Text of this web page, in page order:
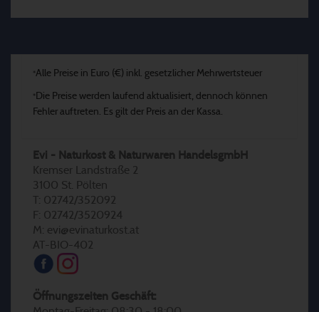
* Alle Preise in Euro (€) inkl. gesetzlicher Mehrwertsteuer
* Die Preise werden laufend aktualisiert, dennoch können
Fehler auftreten. Es gilt der Preis an der Kassa.
Evi - Naturkost & Naturwaren HandelsgmbH
Kremser Landstraße 2
3100 St. Pölten
T: 02742/352092
F: 02742/3520924
M: evi@evinaturkost.at
AT-BIO-402
Öffnungszeiten Geschäft: